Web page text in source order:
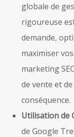
globale de
rigoureuse
demande,
maximiser
marketing
de vente et
conséquence.
Utilisation de
de Google